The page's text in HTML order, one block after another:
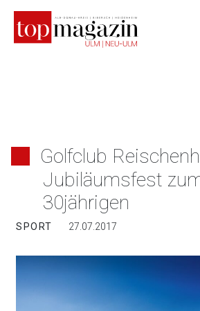
Inhalt
springen
Golfclub
Jubiläumsfest
30jährigen
SPORT 27.07.2017